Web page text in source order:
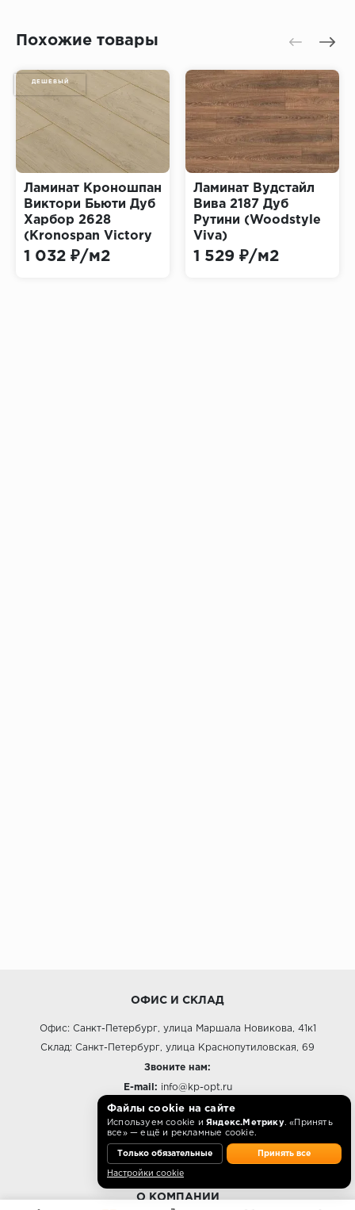
Похожие товары
ДЕШЕВЫЙ
Ламинат Кроношпан
Виктори Бьюти Дуб
Харбор 2628
(Kronospan Victory
Beauty)
1 032 ₽/м2
Ламинат Вудстайл
Вива 2187 Дуб
Рутини (Woodstyle
Viva)
1 529 ₽/м2
ОФИС И СКЛАД
Офис: Санкт-Петербург, улица Маршала Новикова, 41к1
Склад: Санкт-Петербург, улица Краснопутиловская, 69
Звоните нам:
E-mail: info@kp-opt.ru
Режим работы
10:00 - 18:00 пн-пт.
О КОМПАНИИ
Файлы cookie на сайте
Используем cookie и Яндекс.Метрику. «Принять
все» — ещё и рекламные cookie.
Только обязательные Принять все
Настройки cookie